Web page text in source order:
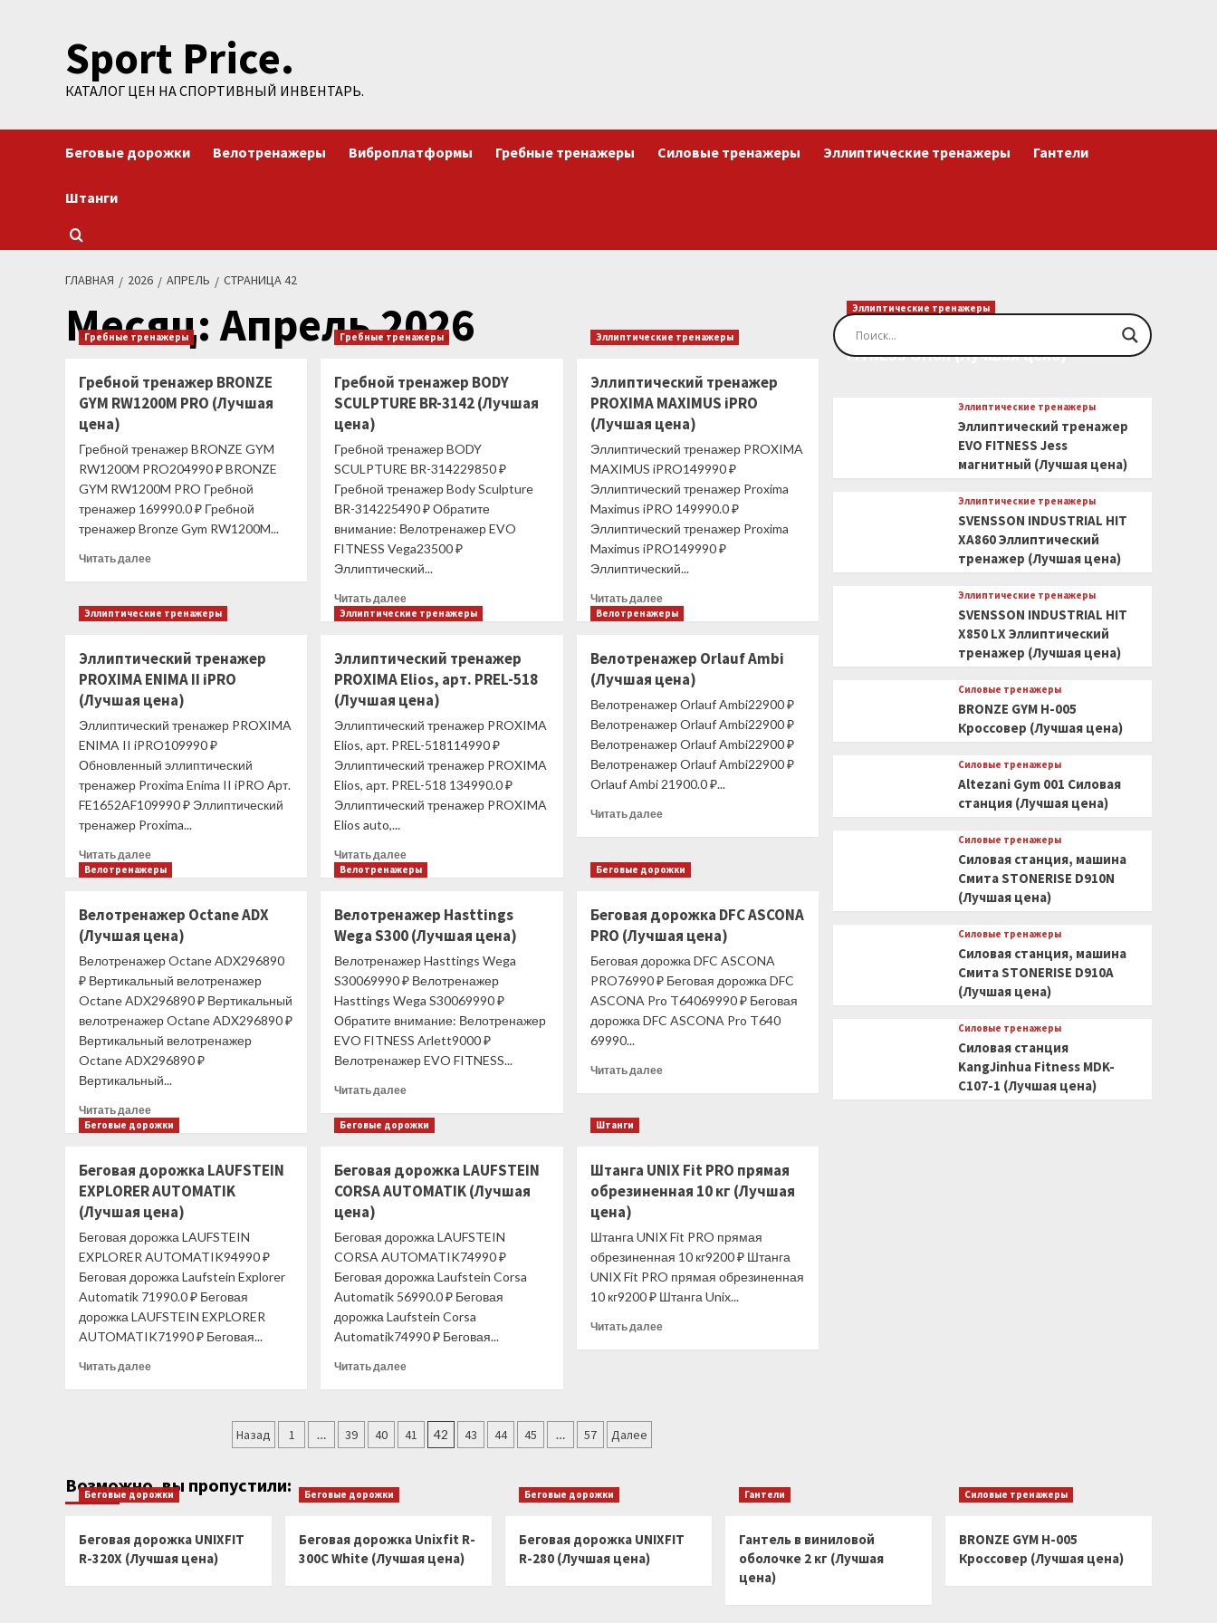
содержимомуSport Price.
КАТАЛОГ ЦЕН НА СПОРТИВНЫЙ ИНВЕНТАРЬ.
Беговые дорожки Велотренажеры Виброплатформы Гребные тренажеры Силовые тренажеры Эллиптические тренажеры Гантели
Штанги
ГЛАВНАЯ 2026 АПРЕЛЬ СТРАНИЦА 42
Месяц:Апрель 2026
Гребные тренажеры
Гребной тренажер BRONZE
GYM RW1200M PRO (Лучшая
цена)
Гребной тренажер BRONZE GYM
RW1200M PRO204990 ₽ BRONZE
GYM RW1200M PRO Гребной
тренажер 169990.0 ₽ Гребной
тренажер Bronze Gym RW1200M...
Читать далееПрочитать
Гребной
тренажер
GYM
RW1200M
(Лучшая
цена)
Гребные тренажеры
Гребной тренажер BODY
SCULPTURE ВR-3142 (Лучшая
цена)
Гребной тренажер BODY
SCULPTURE ВR-314229850 ₽
Гребной тренажер Body Sculpture
ВR-314225490 ₽ Обратите
внимание: Велотренажер EVO
FITNESS Vega23500 ₽
Эллиптический...
Читать далееПрочитать
больше
тренажер
BODY
SCULPTURE
3142
(Лучшая
цена)
Эллиптические тренажеры
Эллиптический тренажер
PROXIMA MAXIMUS iPRO
(Лучшая цена)
Эллиптический тренажер PROXIMA
MAXIMUS iPRO149990 ₽
Эллиптический тренажер Proxima
Maximus iPRO 149990.0 ₽
Эллиптический тренажер Proxima
Maximus iPRO149990 ₽
Эллиптический...
Читать далееПрочитать
больше
тренажер
PROXIMA
MAXIMUS
iPRO
(Лучшая
цена)
Эллиптические тренажеры
Эллиптический тренажер
PROXIMA ENIMA II iPRO
(Лучшая цена)
Эллиптический тренажер PROXIMA
ENIMA II iPRO109990 ₽
Обновленный эллиптический
тренажер Proxima Enima II iPRO Арт.
FE1652AF109990 ₽ Эллиптический
тренажер Proxima...
Читать далееПрочитать
больше
тренажер
PROXIMA
ENIMA
iPRO
(Лучшая
цена)
Эллиптические тренажеры
Эллиптический тренажер
PROXIMA Elios, арт. PREL-518
(Лучшая цена)
Эллиптический тренажер PROXIMA
Elios, арт. PREL-518114990 ₽
Эллиптический тренажер PROXIMA
Elios, арт. PREL-518 134990.0 ₽
Эллиптический тренажер PROXIMA
Elios auto,...
Читать далееПрочитать
больше
тренажер
PROXIMA
Elios,
арт.
PREL-
518
(Лучшая
цена)
Велотренажеры
Велотренажер Orlauf Ambi
(Лучшая цена)
Велотренажер Orlauf Ambi22900 ₽
Велотренажер Orlauf Ambi22900 ₽
Велотренажер Orlauf Ambi22900 ₽
Велотренажер Orlauf Ambi22900 ₽
Orlauf Ambi 21900.0 ₽...
Читать далееПрочитать
Велотренажер
Orlauf
(Лучшая
цена)
Велотренажеры
Велотренажер Octane ADX
(Лучшая цена)
Велотренажер Octane ADX296890
₽ Вертикальный велотренажер
Octane ADX296890 ₽ Вертикальный
велотренажер Octane ADX296890 ₽
Вертикальный велотренажер
Octane ADX296890 ₽
Вертикальный...
Читать далееПрочитать
больше
Octane
ADX
(Лучшая
Велотренажеры
Велотренажер Hasttings
Wega S300 (Лучшая цена)
Велотренажер Hasttings Wega
S30069990 ₽ Велотренажер
Hasttings Wega S30069990 ₽
Обратите внимание: Велотренажер
EVO FITNESS Arlett9000 ₽
Велотренажер EVO FITNESS...
Читать далееПрочитать
о
Wega
S300
Беговые дорожки
Беговая дорожка DFC ASCONA
PRO (Лучшая цена)
Беговая дорожка DFC ASCONA
PRO76990 ₽ Беговая дорожка DFC
ASCONA Pro T64069990 ₽ Беговая
дорожка DFC ASCONA Pro T640
69990...
Читать далееПрочитать
ASCONA
PRO
Беговые дорожки
Беговая дорожка LAUFSTEIN
EXPLORER AUTOMATIK
(Лучшая цена)
Беговая дорожка LAUFSTEIN
EXPLORER AUTOMATIK94990 ₽
Беговая дорожка Laufstein Explorer
Automatik 71990.0 ₽ Беговая
дорожка LAUFSTEIN EXPLORER
AUTOMATIK71990 ₽ Беговая...
Читать далееПрочитать
AUTOMATIK
(Лучшая
Беговые дорожки
Беговая дорожка LAUFSTEIN
CORSA AUTOMATIK (Лучшая
цена)
Беговая дорожка LAUFSTEIN
CORSA AUTOMATIK74990 ₽
Беговая дорожка Laufstein Corsa
Automatik 56990.0 ₽ Беговая
дорожка Laufstein Corsa
Automatik74990 ₽ Беговая...
Читать далееПрочитать
дорожка
LAUFSTEIN
Штанги
Штанга UNIX Fit PRO прямая
обрезиненная 10 кг (Лучшая
цена)
Штанга UNIX Fit PRO прямая
обрезиненная 10 кг9200 ₽ Штанга
UNIX Fit PRO прямая обрезиненная
10 кг9200 ₽ Штанга Unix...
Читать далееПрочитать
Пагинация
Назад 1 … 39 40 41 42 43 44 45 … 57 Далее
Эллиптические тренажеры
Эллиптический тренажер EVO
FITNESS Orion (Лучшая цена)
Эллиптические тренажеры
Эллиптический тренажер
EVO FITNESS Jess
магнитный (Лучшая цена)
Эллиптические тренажеры
SVENSSON INDUSTRIAL HIT
XA860 Эллиптический
тренажер (Лучшая цена)
Эллиптические тренажеры
SVENSSON INDUSTRIAL HIT
X850 LX Эллиптический
тренажер (Лучшая цена)
Силовые тренажеры
BRONZE GYM H-005
Кроссовер (Лучшая цена)
Силовые тренажеры
Altezani Gym 001 Силовая
станция (Лучшая цена)
Силовые тренажеры
Силовая станция, машина
Смита STONERISE D910N
(Лучшая цена)
Силовые тренажеры
Силовая станция, машина
Смита STONERISE D910A
(Лучшая цена)
Силовые тренажеры
Силовая станция
KangJinhua Fitness MDK-
C107-1 (Лучшая цена)
Возможно, вы пропустили:
Беговые дорожки
Беговая дорожка UNIXFIT
R-320X (Лучшая цена)
Беговые дорожки
Беговая дорожка Unixfit R-
300C White (Лучшая цена)
Беговые дорожки
Беговая дорожка UNIXFIT
R-280 (Лучшая цена)
Гантели
Гантель в виниловой
оболочке 2 кг (Лучшая
цена)
Силовые тренажеры
BRONZE GYM H-005
Кроссовер (Лучшая цена)